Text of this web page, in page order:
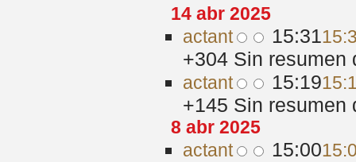
14 abr 2025
actant 15:31
+304 Sin resumen
actant 15:19
+145 Sin resumen
8 abr 2025
actant 15:00